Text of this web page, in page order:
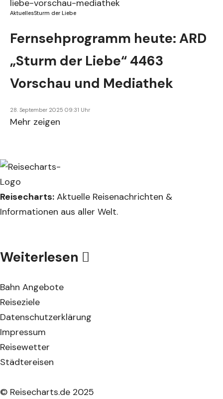
AktuellesSturm der Liebe
Fernsehprogramm heute: ARD
„Sturm der Liebe“ 4463
Vorschau und Mediathek
28. September 2025 09:31 Uhr
Mehr zeigen
Reisecharts: Aktuelle Reisenachrichten &
Informationen aus aller Welt.
Weiterlesen
Bahn Angebote
Reiseziele
Datenschutzerklärung
Impressum
Reisewetter
Städtereisen
© Reisecharts.de 2025